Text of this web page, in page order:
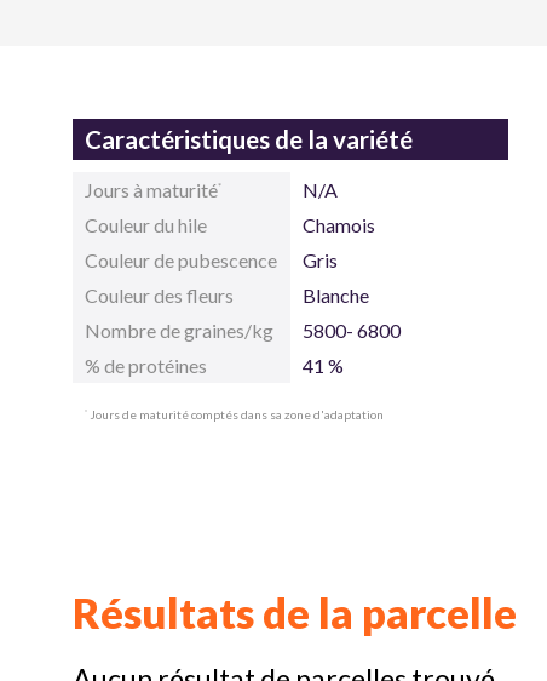
Caractéristiques de la variété
Jours à maturité*
N/A
Couleur du hile
Chamois
Couleur de pubescence
Gris
Couleur des fleurs
Blanche
Nombre de graines/kg
5800- 6800
% de protéines
41 %
* Jours de maturité comptés dans sa zone d'adaptation
Résultats de la parcelle